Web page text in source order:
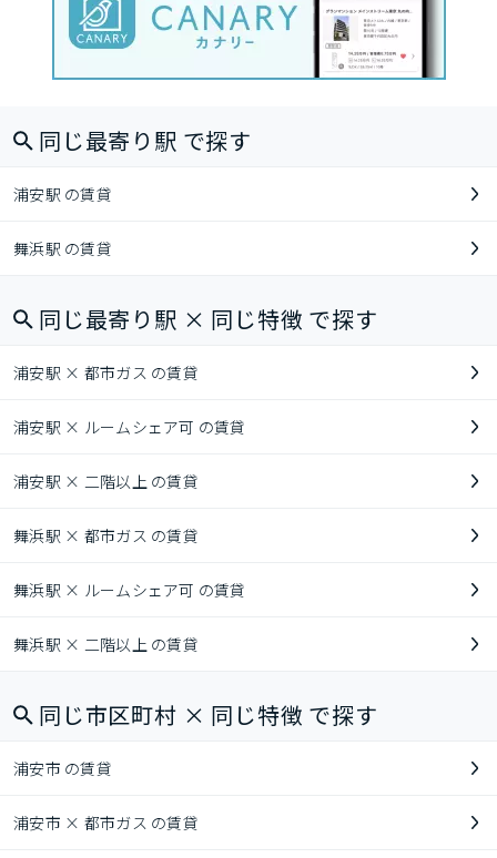
同じ最寄り駅 で探す
浦安駅 の賃貸
舞浜駅 の賃貸
同じ最寄り駅 × 同じ特徴 で探す
浦安駅 × 都市ガス の賃貸
浦安駅 × ルームシェア可 の賃貸
浦安駅 × 二階以上 の賃貸
舞浜駅 × 都市ガス の賃貸
舞浜駅 × ルームシェア可 の賃貸
舞浜駅 × 二階以上 の賃貸
同じ市区町村 × 同じ特徴 で探す
浦安市 の賃貸
浦安市 × 都市ガス の賃貸